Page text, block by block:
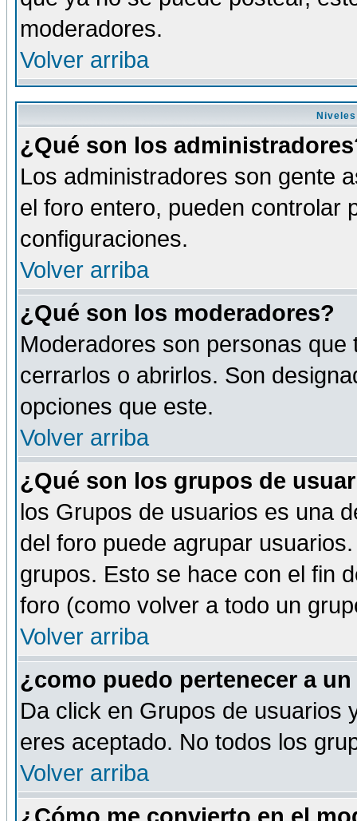
moderadores.
Volver arriba
¿Qué son los
Los administradores son gente
el foro entero, pueden controlar
configuraciones.
Volver arriba
¿Qué son los moderadores?
Moderadores son personas
cerrarlos o abrirlos. Son
opciones que este.
Volver arriba
¿Qué son los grupos de
los Grupos de usuarios es una
del foro puede agrupar
grupos. Esto se hace con el fin
foro (como volver a todo un
Volver arriba
¿como puedo pertenecer a
Da click en Grupos de usuarios
eres aceptado. No todos los
Volver arriba